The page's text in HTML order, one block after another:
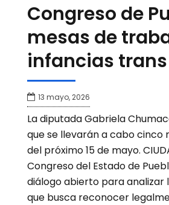
Congreso de
mesas de
infancias trans
13 mayo, 2026
La diputada Gabriela
que se llevarán a cabo
del próximo 15 de mayo.
Congreso del Estado de
diálogo abierto para analizar
que busca reconocer